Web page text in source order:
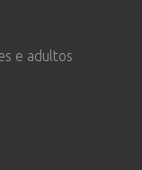
e adultos